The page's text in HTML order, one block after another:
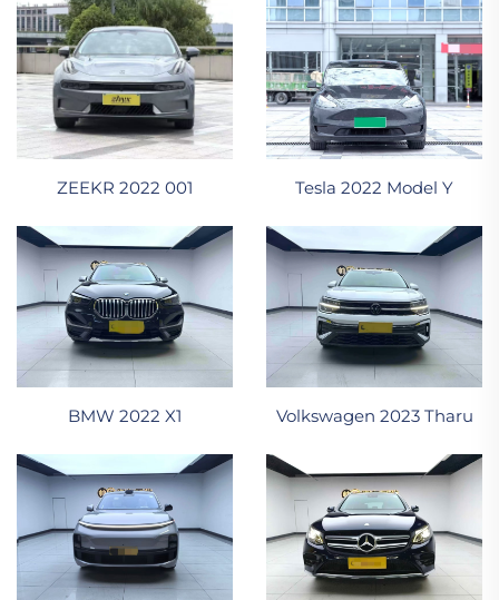
ZEEKR 2022 001 Tesla 2022 Model Y
BMW 2022 X1 Volkswagen 2023 Tharu